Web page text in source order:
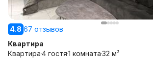
4.8 67 отзывов
Квартира
Квартира4 гостя1 комната32 м²